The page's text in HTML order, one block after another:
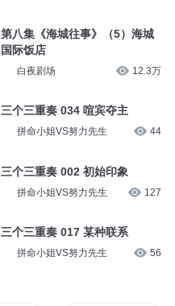
第八集《海城往事》（5）海城
国际饭店
白夜剧场 12.3万
三个三重奏 034 喧宾夺主
拼命小姐VS努力先生 44
三个三重奏 002 初始印象
拼命小姐VS努力先生 127
三个三重奏 017 某种联系
拼命小姐VS努力先生 56